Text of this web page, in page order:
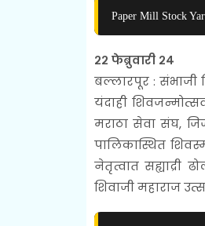
Paper Mill Stock
२२ फेब्रुवारी २४
बल्लारपूर : संभाजी
यंदाही
मराठा सेवा संघ,
पालिकास्थित
नेतृत्वात
शिवाजी महाराज